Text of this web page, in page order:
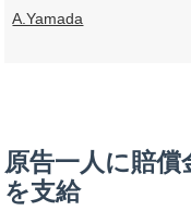
A.Yamada
原告一人に賠償
を支給